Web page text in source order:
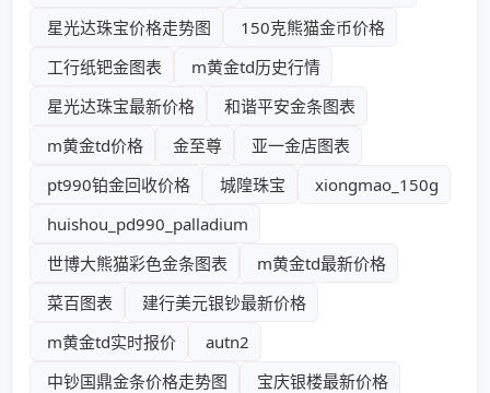
星光达珠宝价格走势图
150克熊猫金币价格
工行纸钯金图表
m黄金td历史行情
星光达珠宝最新价格
和谐平安金条图表
m黄金td价格
金至尊
亚一金店图表
pt990铂金回收价格
城隍珠宝
xiongmao_150g
huishou_pd990_palladium
世博大熊猫彩色金条图表
m黄金td最新价格
菜百图表
建行美元银钞最新价格
m黄金td实时报价
autn2
中钞国鼎金条价格走势图
宝庆银楼最新价格